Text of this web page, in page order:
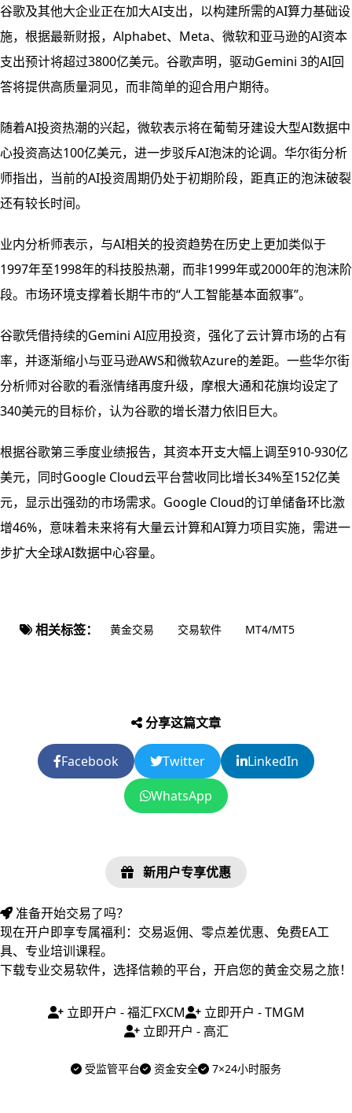
谷歌及其他大企业正在加大AI支出，以构建所需的AI算力基础设
施，根据最新财报，Alphabet、Meta、微软和亚马逊的AI资本
支出预计将超过3800亿美元。谷歌声明，驱动Gemini 3的AI回
答将提供高质量洞见，而非简单的迎合用户期待。
随着AI投资热潮的兴起，微软表示将在葡萄牙建设大型AI数据中
心投资高达100亿美元，进一步驳斥AI泡沫的论调。华尔街分析
师指出，当前的AI投资周期仍处于初期阶段，距真正的泡沫破裂
还有较长时间。
业内分析师表示，与AI相关的投资趋势在历史上更加类似于
1997年至1998年的科技股热潮，而非1999年或2000年的泡沫阶
段。市场环境支撑着长期牛市的“人工智能基本面叙事”。
谷歌凭借持续的Gemini AI应用投资，强化了云计算市场的占有
率，并逐渐缩小与亚马逊AWS和微软Azure的差距。一些华尔街
分析师对谷歌的看涨情绪再度升级，摩根大通和花旗均设定了
340美元的目标价，认为谷歌的增长潜力依旧巨大。
根据谷歌第三季度业绩报告，其资本开支大幅上调至910-930亿
美元，同时Google Cloud云平台营收同比增长34%至152亿美
元，显示出强劲的市场需求。Google Cloud的订单储备环比激
增46%，意味着未来将有大量云计算和AI算力项目实施，需进一
步扩大全球AI数据中心容量。
相关标签： 黄金交易 交易软件 MT4/MT5
分享这篇文章
Facebook Twitter
LinkedIn
WhatsApp
新用户专享优惠
准备开始交易了吗？
现在开户即享专属福利：交易返佣、零点差优惠、免费EA工
具、专业培训课程。
下载专业交易软件，选择信赖的平台，开启您的黄金交易之旅！
立即开户 - 福汇FXCM
立即开户 - TMGM
立即开户 - 高汇
受监管平台 资金安全 7×24小时服务